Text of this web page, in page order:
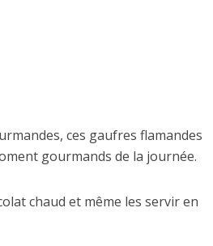
ces gaufres flamandes
gourmands de la journée.
chaud et même les servir en